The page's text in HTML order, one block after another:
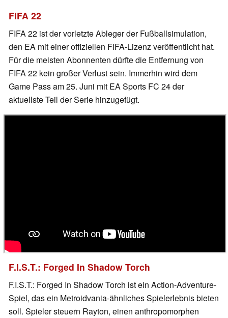
FIFA 22
FIFA 22 ist der vorletzte Ableger der Fußballsimulation,
den EA mit einer offiziellen FIFA-Lizenz veröffentlicht hat.
Für die meisten Abonnenten dürfte die Entfernung von
FIFA 22 kein großer Verlust sein. Immerhin wird dem
Game Pass am 25. Juni mit EA Sports FC 24 der
aktuellste Teil der Serie hinzugefügt.
F.I.S.T.: Forged In Shadow Torch
F.I.S.T.: Forged In Shadow Torch ist ein Action-Adventure-
Spiel, das ein Metroidvania-ähnliches Spielerlebnis bieten
soll. Spieler steuern Rayton, einen anthropomorphen